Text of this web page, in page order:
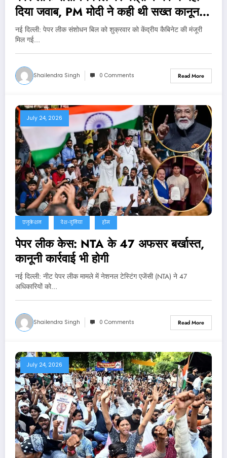
दिया जवाब, PM मोदी ने कही थी सख्त कानून
लाने की बात
नई दिल्‍ली: पेपर लीक संशोधन बिल को शुक्रवार को केंद्रीय कैबिनेट की मंजूरी
मिल गई…
Shailendra Singh 0 Comments Read More
July 24, 2026
एजुकेशन देश-दुनिया होम
पेपर लीक केस: NTA के 47 अफसर बर्खास्त,
कानूनी कार्रवाई भी होगी
नई दिल्‍ली: नीट पेपर लीक मामले में नेशनल टेस्टिंग एजेंसी (NTA) ने 47
अधिकारियों को…
Shailendra Singh 0 Comments Read More
July 24, 2026